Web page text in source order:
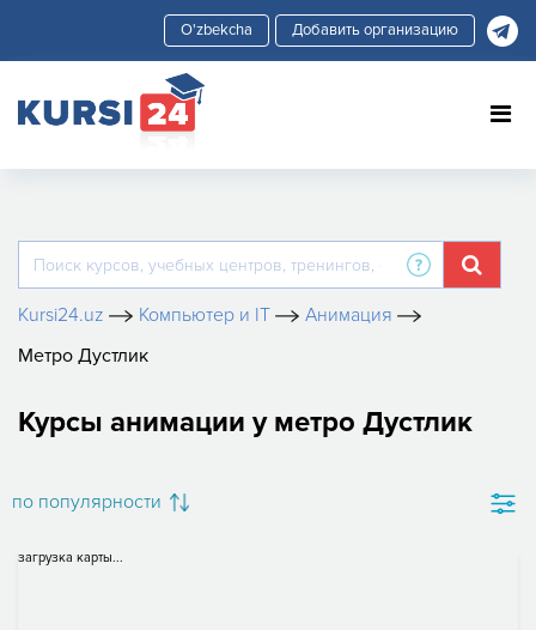
Добавить организацию
Kursi24.uz Компьютер и IT
Анимация
Метро Дустлик
Курсы анимации у метро Дустлик
по популярности
загрузка карты...